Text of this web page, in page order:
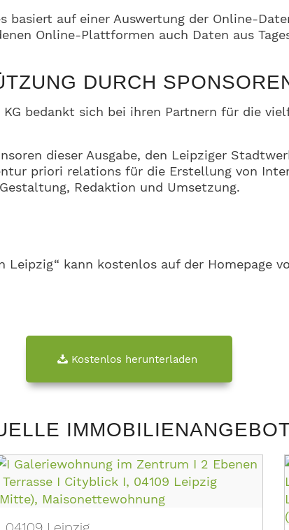
auf einer Auswertung der Online-
Online-Plattformen auch Daten aus
DURCH
KG bedankt sich bei ihren Partnern für die
dieser Ausgabe, den Leipziger
priori relations für die Erstellung von
Redaktion und Umsetzung.
kann kostenlos auf der Homepage
Kostenlos herunterladen